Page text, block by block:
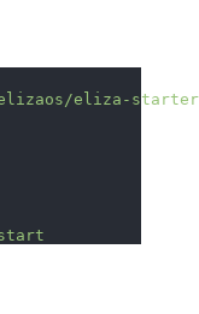
eliza-